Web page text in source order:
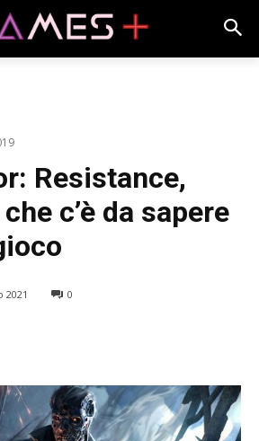
Resistance,
c’è da sapere
2021 0